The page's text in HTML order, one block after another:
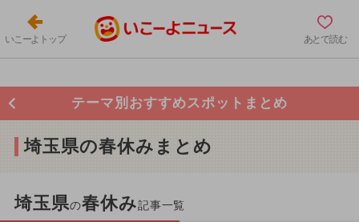
いこーよトップ あとで読む
テーマ別おすすめスポットまとめ
埼玉県の春休みまとめ
埼玉県の春休み記事一覧